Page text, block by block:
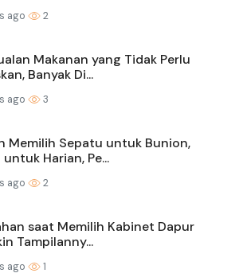
ago 2
Makanan yang Tidak Perlu
Banyak Di...
ago 3
Memilih Sepatu untuk Bunion,
untuk Harian, Pe...
ago 2
saat Memilih Kabinet Dapur
Tampilanny...
ago 1